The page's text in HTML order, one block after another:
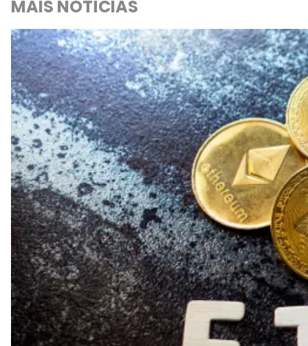
MAIS NOTÍCIAS